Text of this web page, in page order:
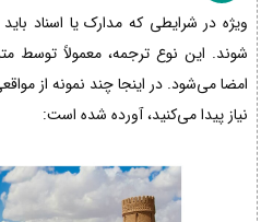
ویژه در شرایطی که مدارک یا اسناد
شوند. این نوع ترجمه، معمولاً توسط
امضا می‌شود. در اینجا چند نمونه از
نیاز پیدا می‌کنید، آورده شده است: